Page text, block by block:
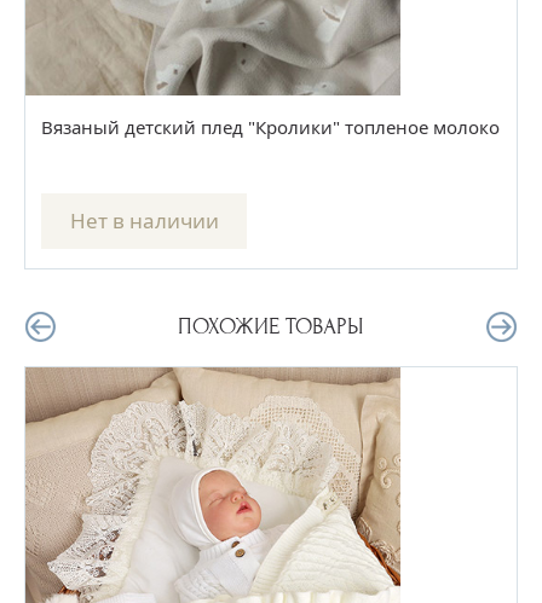
Вязаный детский плед "Кролики" топленое молоко
Нет в наличии
ПОХОЖИЕ ТОВАРЫ